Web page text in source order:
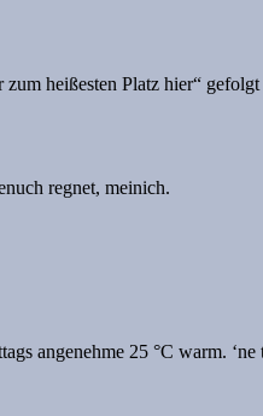
heißesten Platz hier“
regnet, meinich.
angenehme 25 °C warm. ‘ne